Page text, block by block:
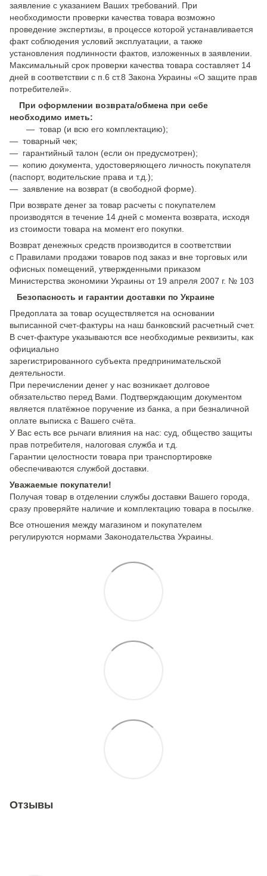
заявление с указанием Ваших требований. При
необходимости проверки качества товара возможно
проведение экспертизы, в процессе которой устанавливается
факт соблюдения условий эксплуатации, а также
установления подлинности фактов, изложенных в заявлении.
Максимальный срок проверки качества товара составляет 14
дней в соответствии с п.6 ст.8 Закона Украины «О защите прав
потребителей».
При оформлении возврата/обмена при себе
необходимо иметь:
— товар (и всю его комплектацию);
— товарный чек;
— гарантийный талон (если он предусмотрен);
— копию документа, удостоверяющего личность покупателя
(паспорт, водительские права и т.д.);
— заявление на возврат (в свободной форме).
При возврате денег за товар расчеты с покупателем
производятся в течение 14 дней с момента возврата, исходя
из стоимости товара на момент его покупки.
Возврат денежных средств производится в соответствии
с Правилами продажи товаров под заказ и вне торговых или
офисных помещений, утвержденными приказом
Министерства экономики Украины от 19 апреля 2007 г. № 103
Безопасность и гарантии доставки по Украине
Предоплата за товар осуществляется на основании
выписанной счет-фактуры на наш банковский расчетный счет.
В счет-фактуре указываются все необходимые реквизиты, как
официально
зарегистрированного субъекта предпринимательской
деятельности.
При перечислении денег у нас возникает долговое
обязательство перед Вами. Подтверждающим документом
является платёжное поручение из банка, а при безналичной
оплате выписка с Вашего счёта.
У Вас есть все рычаги влияния на нас: суд, общество защиты
прав потребителя, налоговая служба и т.д.
Гарантии целостности товара при транспортировке
обеспечиваются службой доставки.
Уважаемые покупатели!
Получая товар в отделении службы доставки Вашего города,
сразу проверяйте наличие и комплектацию товара в посылке.
Все отношения между магазином и покупателем
регулируются нормами Законодательства Украины.
Отзывы